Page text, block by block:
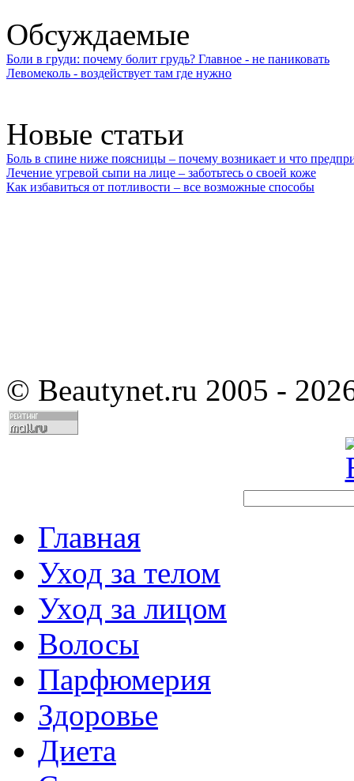
Обсуждаемые
Боли в груди: почему болит грудь? Главное - не паниковать
Левомеколь - воздействует там где нужно
Новые статьи
Боль в спине ниже поясницы – почему возникает и что
Лечение угревой сыпи на лице – заботьтесь о своей коже
Как избавиться от потливости – все возможные способы
© Beautynet.ru 2005 -
Главная
Уход за телом
Уход за лицом
Волосы
Парфюмерия
Здоровье
Диета